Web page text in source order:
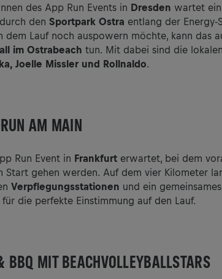
des App Run Events in Dresden wartet
den Sportpark Ostra entlang der Energy-
dem Lauf noch auspowern möchte, kann das
im Ostrabeach tun. Mit dabei sind die lokalen
Joelle Missler und Rollnaldo.
AM MAIN
Run Event in Frankfurt erwartet, bei dem
Start gehen werden. Auf dem vier Kilometer
Verpflegungsstationen und ein gemeinsames
für die perfekte Einstimmung auf den Lauf.
BBQ MIT BEACHVOLLEYBALLSTARS